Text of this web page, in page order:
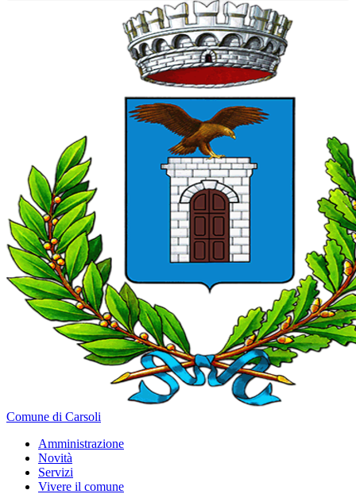
Comune di Carsoli
Amministrazione
Novità
Servizi
Vivere il comune